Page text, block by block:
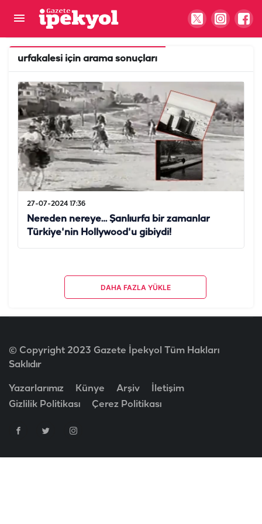
urfakalesi için arama sonuçları
27-07-2024 17:36
Nereden nereye… Şanlıurfa bir zamanlar
Türkiye'nin Hollywood'u gibiydi!
DAHA FAZLA YÜKLE
© Copyright 2023 Gazete İpekyol Tüm Hakları
Saklıdır
Yazarlarımız Künye Arşiv
İletişim
Gizlilik Politikası
Çerez Politikası